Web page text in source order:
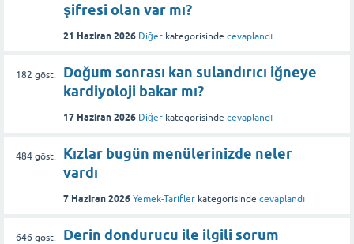
şifresi olan var mı?
21 Haziran 2026 Diğer kategorisinde cevaplandı
182 göst.
Doğum sonrası kan sulandırıcı iğneye
kardiyoloji bakar mı?
17 Haziran 2026 Diğer kategorisinde cevaplandı
484göst.
Kızlar bugün menülerinizde neler
vardı
7 Haziran 2026 Yemek-Tarifler kategorisinde cevaplandı
646 göst.
Derin dondurucu ile ilgili sorum